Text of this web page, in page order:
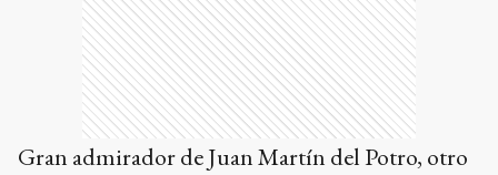
Gran admirador de Juan Martín del Potro, otro